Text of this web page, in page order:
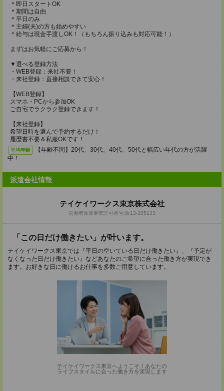
＊即日スタートOK
＊期間は自由
＊平日のみ
＊主婦(夫)の方も始めやすい
＊給与は現金手渡しOK！（もちろん振り込みも対応可能！）
まずはお気軽にご応募から！
▼選べる登録方法
・WEB登録：来社不要！
・来社登録：直接相談できて安心！
【WEB登録】
スマホ・PCから参加OK
ご自宅でラクラク登録できます！
【来社登録】
希望日時を選んで予約するだけ！
履歴書不要＆私服OKです！
平均年齢
【年齢不問】20代、30代、40代、50代と幅広い年代の方が活躍
中！
派遣会社情報
テイケイワークス東京株式会社
労働者派遣事業許可番号:派13-305133
「この日だけ働きたい」が叶います。
テイケイワークス東京では『平日の空いている日だけ働きたい』、『予定が
なくなった日だけ働きたい』などあなたのご希望に合った働き方が実現でき
ます。お好きな日に働けるお仕事を多数ご用意しています。
テイケイワークス東京へようこそ！あなたの
ライフスタイルに合った働き方を実現します